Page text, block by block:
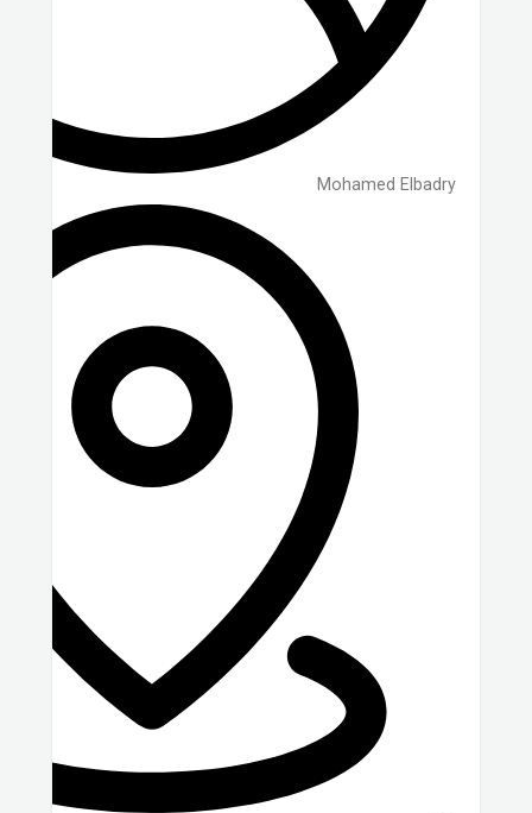
Mohamed Elbadry